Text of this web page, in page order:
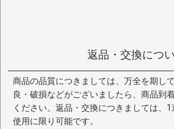
返品・交換につ
商品の品質につきましては、万全を期し
良・破損などがございましたら、商品到
ください。返品・交換につきましては、
使用に限り可能です。